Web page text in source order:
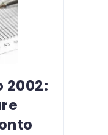
2002: